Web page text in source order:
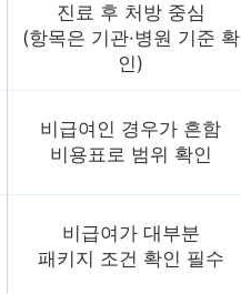
진료 후 처방 중심
(항목은 기관·병원 기준 확
인)
비급여인 경우가 흔함
비용표로 범위 확인
비급여가 대부분
패키지 조건 확인 필수